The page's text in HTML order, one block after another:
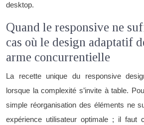
desktop.
Quand le responsive ne
cas où le design adaptatif
arme concurrentielle
La recette unique du responsive
lorsque la complexité s’invite à table.
simple réorganisation des éléments ne
expérience utilisateur optimale ; il faut